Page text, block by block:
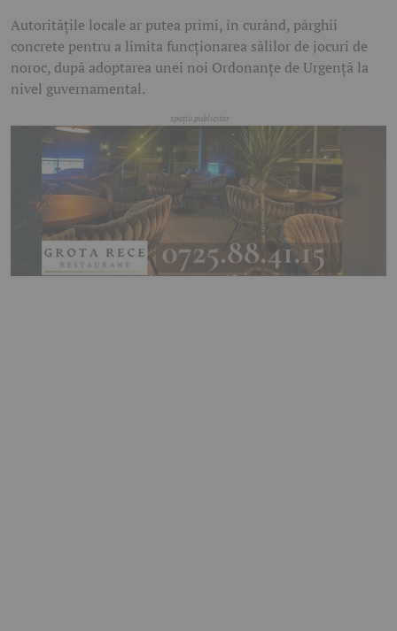
Autoritățile locale ar putea primi, în curând, pârghii
concrete pentru a limita funcționarea sălilor de jocuri de
noroc, după adoptarea unei noi Ordonanțe de Urgență la
nivel guvernamental.